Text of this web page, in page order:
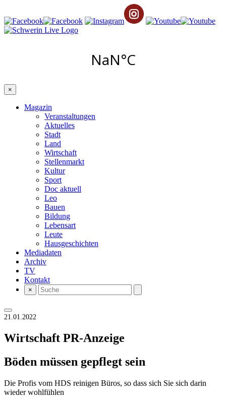
×
Magazin
Veranstaltungen
Aktuelles
Stadt
Land
Wirtschaft
Stellenmarkt
Kultur
Sport
Doc aktuell
Leo
Bauen
Bildung
Lebensart
Leute
Hausgeschichten
Mediadaten
Archiv
TV
Kontakt
×
21.01.2022
Wirtschaft PR-Anzeige
Böden müssen gepflegt sein
Die Profis vom HDS reinigen Büros, so dass sich Sie sich darin
wieder wohlfühlen